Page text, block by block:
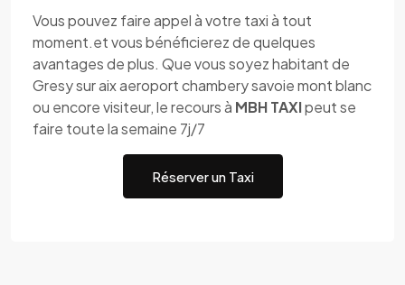
Vous pouvez faire appel à votre taxi à tout
moment.et vous bénéficierez de quelques
avantages de plus. Que vous soyez habitant de
Gresy sur aix aeroport chambery savoie mont blanc
ou encore visiteur, le recours à MBH TAXIpeut se
faire toute la semaine 7j/7
Réserver un Taxi